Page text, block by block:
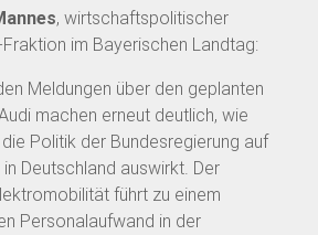
, wirtschaftspolitischer
im Bayerischen Landtag:
Meldungen über den geplanten
machen erneut deutlich, wie
Politik der Bundesregierung auf
Deutschland auswirkt. Der
führt zu einem
Personalaufwand in der